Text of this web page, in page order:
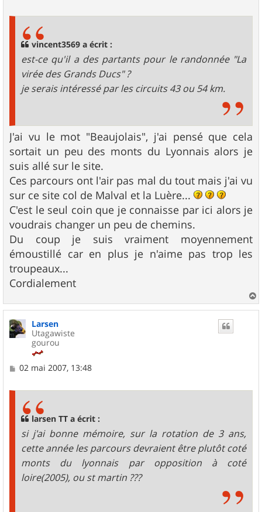
vincent3569 a écrit :
est-ce qu'il a des partants pour le randonnée "La
virée des Grands Ducs" ?
je serais intéressé par les circuits 43 ou 54 km.
J'ai vu le mot "Beaujolais", j'ai pensé que cela
sortait un peu des monts du Lyonnais alors je
suis allé sur le site.
Ces parcours ont l'air pas mal du tout mais j'ai vu
sur ce site col de Malval et la Luère...
C'est le seul coin que je connaisse par ici alors je
voudrais changer un peu de chemins.
Du coup je suis vraiment moyennement
émoustillé car en plus je n'aime pas trop les
troupeaux...
Cordialement
a
Larsen
Utagawiste
gourou
M
02 mai 2007, 13:48
larsen TT a écrit :
si j'ai bonne mémoire, sur la rotation de 3 ans,
cette année les parcours devraient être plutôt coté
monts du lyonnais par opposition à coté
loire(2005), ou st martin ???